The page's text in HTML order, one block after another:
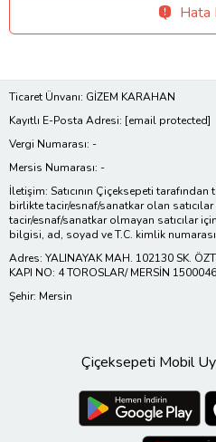
Hata
Ticaret Ünvanı: GİZEM KARAHAN
Kayıtlı E-Posta Adresi: [email protected]
Vergi Numarası: -
Mersis Numarası: -
İletişim: Satıcının Çiçeksepeti
birlikte tacir/esnaf/sanatkar olan
tacir/esnaf/sanatkar olmayan satıcılar
bilgisi, ad, soyad ve T.C. kimlik
Adres: YALINAYAK MAH. 102130 SK.
KAPI NO: 4 TOROSLAR/ MERSİN
Şehir: Mersin
Çiçeksepeti Mobil